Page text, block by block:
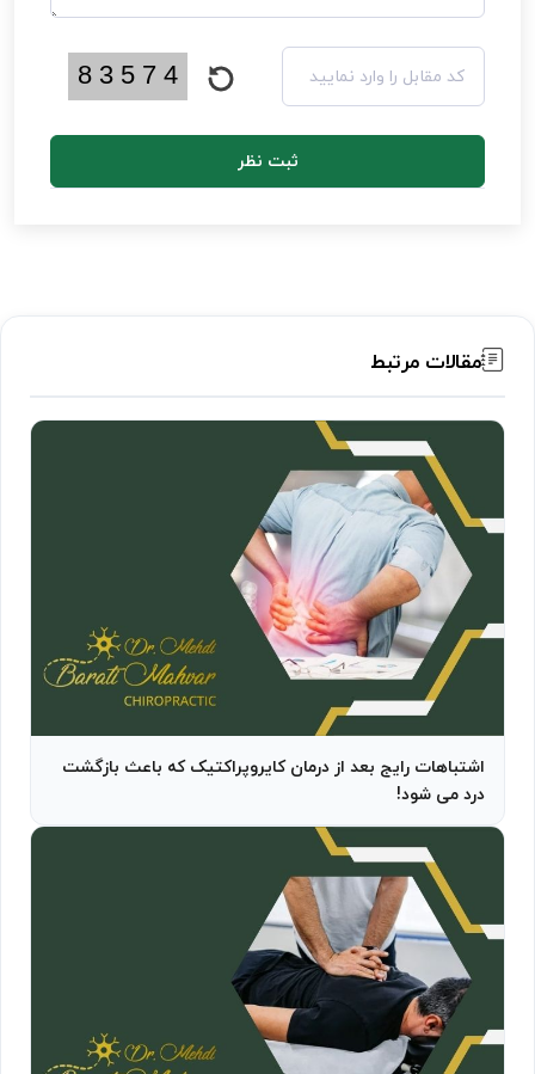
ثبت نظر
مقالات مرتبط
اشتباهات رایج بعد از درمان کایروپراکتیک که باعث بازگشت
درد می‌ شود!